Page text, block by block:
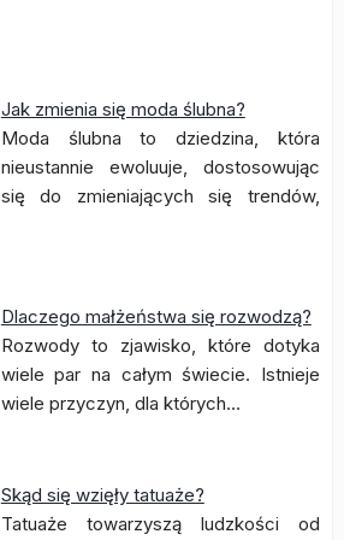
Jak zmienia się moda ślubna?
Moda ślubna to dziedzina, która
nieustannie ewoluuje, dostosowując
się do zmieniających się trendów,
Dlaczego małżeństwa się rozwodzą?
Rozwody to zjawisko, które dotyka
wiele par na całym świecie. Istnieje
wiele przyczyn, dla których…
Skąd się wzięły tatuaże?
Tatuaże towarzyszą ludzkości od